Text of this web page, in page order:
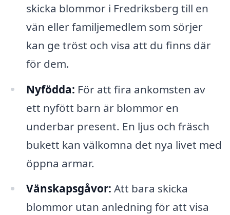
skicka blommor i Fredriksberg till en
vän eller familjemedlem som sörjer
kan ge tröst och visa att du finns där
för dem.
Nyfödda: För att fira ankomsten av
ett nyfött barn är blommor en
underbar present. En ljus och fräsch
bukett kan välkomna det nya livet med
öppna armar.
Vänskapsgåvor: Att bara skicka
blommor utan anledning för att visa